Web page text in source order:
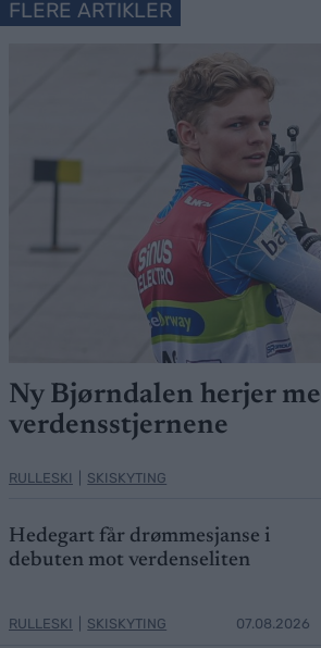
FLERE ARTIKLER
Ny Bjørndalen herjer
verdensstjernene
RULLESKI SKISKYTING
Hedegart får drømmesjanse i
debuten mot verdenseliten
RULLESKI SKISKYTING 07.08.2026